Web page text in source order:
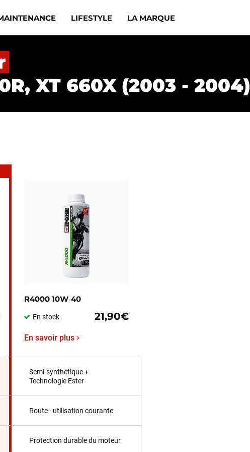
LIFESTYLE LA MARQUE
XT 660X (2003 - 2004)
R4000 10W‑40
En stock 21,90€
En savoir plus
Semi-synthétique +
Technologie Ester
Route - utilisation courante
Protection durable du moteur